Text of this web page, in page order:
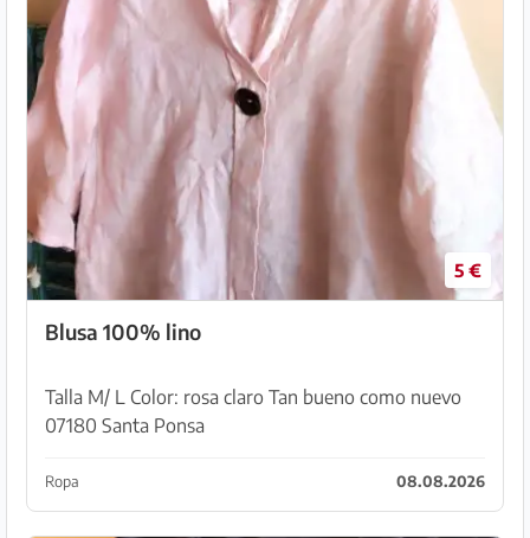
5 €
Blusa 100% lino
Talla M/ L Color: rosa claro Tan bueno como nuevo
07180 Santa Ponsa
Ropa 08.08.2026